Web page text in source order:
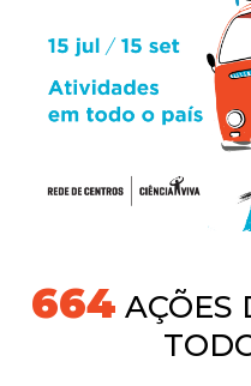
718AÇÕES